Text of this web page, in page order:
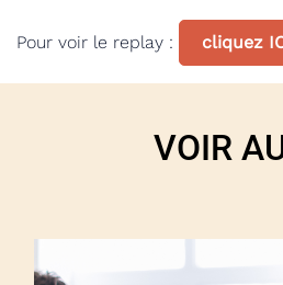
Pour voir le replay : cliquez
VOIR